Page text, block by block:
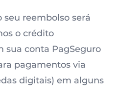
seu reembolso será
o crédito
conta PagSeguro
pagamentos via
digitais) em alguns